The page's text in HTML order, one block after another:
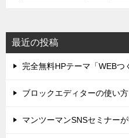
最近の投稿
完全無料HPテーマ「WEBつ
ブロックエディターの使い方
マンツーマンSNSセミナー